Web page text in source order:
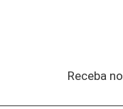
Receba